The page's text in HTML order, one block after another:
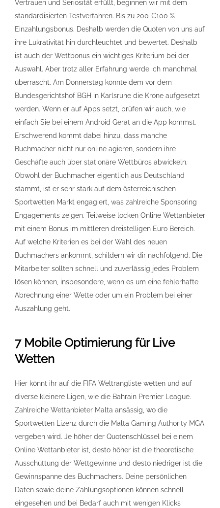
Vertrauen und Seriosität erfüllt, beginnen wir mit dem
standardisierten Testverfahren. Bis zu 200 €100 %
Einzahlungsbonus. Deshalb werden die Quoten von uns auf
ihre Lukrativität hin durchleuchtet und bewertet. Deshalb
ist auch der Wettbonus ein wichtiges Kriterium bei der
Auswahl. Aber trotz aller Erfahrung werde ich manchmal
überrascht. Am Donnerstag könnte dem vor dem
Bundesgerichtshof BGH in Karlsruhe die Krone aufgesetzt
werden. Wenn er auf Apps setzt, prüfen wir auch, wie
einfach Sie bei einem Android Gerät an die App kommst.
Erschwerend kommt dabei hinzu, dass manche
Buchmacher nicht nur online agieren, sondern ihre
Geschäfte auch über stationäre Wettbüros abwickeln.
Obwohl der Buchmacher eigentlich aus Deutschland
stammt, ist er sehr stark auf dem österreichischen
Sportwetten Markt engagiert, was zahlreiche Sponsoring
Engagements zeigen. Teilweise locken Online Wettanbieter
mit einem Bonus im mittleren dreistelligen Euro Bereich.
Auf welche Kriterien es bei der Wahl des neuen
Buchmachers ankommt, schildern wir dir nachfolgend. Die
Mitarbeiter sollten schnell und zuverlässig jedes Problem
lösen können, insbesondere, wenn es um eine fehlerhafte
Abrechnung einer Wette oder um ein Problem bei einer
Auszahlung geht.
7 Mobile Optimierung für Live
Wetten
Hier könnt ihr auf die FIFA Weltrangliste wetten und auf
diverse kleinere Ligen, wie die Bahrain Premier League.
Zahlreiche Wettanbieter Malta ansässig, wo die
Sportwetten Lizenz durch die Malta Gaming Authority MGA
vergeben wird. Je höher der Quotenschlüssel bei einem
Online Wettanbieter ist, desto höher ist die theoretische
Ausschüttung der Wettgewinne und desto niedriger ist die
Gewinnspanne des Buchmachers. Deine persönlichen
Daten sowie deine Zahlungsoptionen können schnell
eingesehen und bei Bedarf auch mit wenigen Klicks